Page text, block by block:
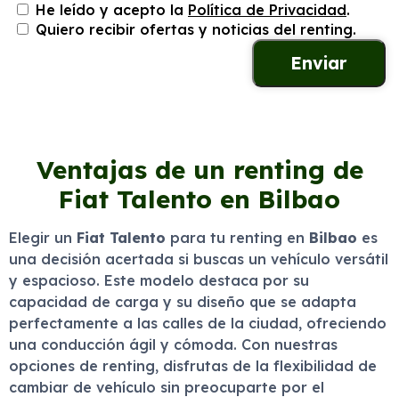
He leído y acepto la Política de Privacidad.
Quiero recibir ofertas y noticias del renting.
Ventajas de un renting de
Fiat Talento en Bilbao
Elegir un Fiat Talento para tu renting en Bilbao es
una decisión acertada si buscas un vehículo versátil
y espacioso. Este modelo destaca por su
capacidad de carga y su diseño que se adapta
perfectamente a las calles de la ciudad, ofreciendo
una conducción ágil y cómoda. Con nuestras
opciones de renting, disfrutas de la flexibilidad de
cambiar de vehículo sin preocuparte por el